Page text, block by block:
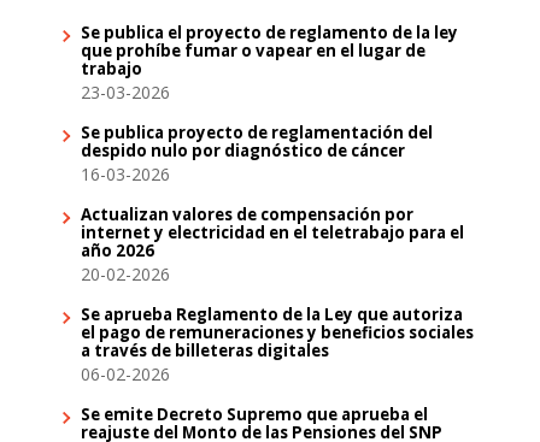
Se publica el proyecto de reglamento de la ley
que prohíbe fumar o vapear en el lugar de
trabajo
23-03-2026
Se publica proyecto de reglamentación del
despido nulo por diagnóstico de cáncer
16-03-2026
Actualizan valores de compensación por
internet y electricidad en el teletrabajo para el
año 2026
20-02-2026
Se aprueba Reglamento de la Ley que autoriza
el pago de remuneraciones y beneficios sociales
a través de billeteras digitales
06-02-2026
Se emite Decreto Supremo que aprueba el
reajuste del Monto de las Pensiones del SNP